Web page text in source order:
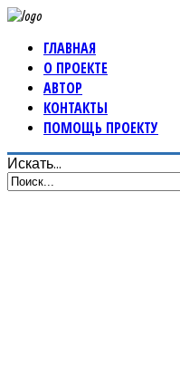
ГЛАВНАЯ
О ПРОЕКТЕ
АВТОР
КОНТАКТЫ
ПОМОЩЬ ПРОЕКТУ
Искать...